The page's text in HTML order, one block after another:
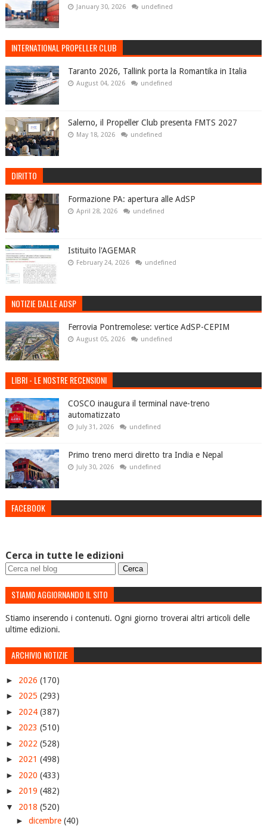
January 30, 2026 undefined
INTERNATIONAL PROPELLER CLUB
Taranto 2026, Tallink porta la Romantika in Italia
August 04, 2026 undefined
Salerno, il Propeller Club presenta FMTS 2027
May 18, 2026 undefined
DIRITTO
Formazione PA: apertura alle AdSP
April 28, 2026 undefined
Istituito l'AGEMAR
February 24, 2026 undefined
NOTIZIE DALLE ADSP
Ferrovia Pontremolese: vertice AdSP-CEPIM
August 05, 2026 undefined
LIBRI - LE NOSTRE RECENSIONI
COSCO inaugura il terminal nave-treno
automatizzato
July 31, 2026 undefined
Primo treno merci diretto tra India e Nepal
July 30, 2026 undefined
FACEBOOK
Cerca in tutte le edizioni
STIAMO AGGIORNANDO IL SITO
Stiamo inserendo i contenuti. Ogni giorno troverai altri articoli delle
ultime edizioni.
ARCHIVIO NOTIZIE
► 2026 (170)
► 2025 (293)
► 2024 (387)
► 2023 (510)
► 2022 (528)
► 2021 (498)
► 2020 (433)
► 2019 (482)
▼ 2018 (520)
► dicembre (40)